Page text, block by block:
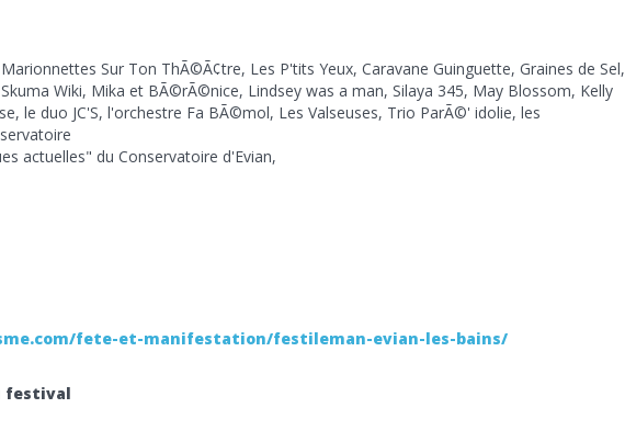
Sur Ton ThÃ©Ã¢tre, Les P'tits Yeux, Caravane Guinguette, Graines de Sel,
Skuma Wiki, Mika et BÃ©rÃ©nice, Lindsey was a man, Silaya 345, May Blossom, Kelly
le duo JC'S, l'orchestre Fa BÃ©mol, Les Valseuses, Trio ParÃ©' idolie, les
actuelles" du Conservatoire d'Evian,
fete-et-manifestation/festileman-evian-les-bains/
festival